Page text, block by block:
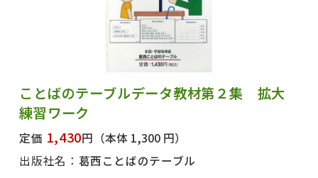
ことばのテーブルデータ教材第２集 拡大
練習ワーク
定価 1,430円 （本体 1,300 円）
出版社名： 葛西ことばのテーブル